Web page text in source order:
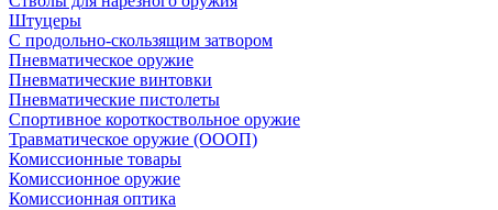
Штуцеры
С продольно-скользящим затвором
Пневматическое оружие
Пневматические винтовки
Пневматические пистолеты
Спортивное короткоствольное оружие
Травматическое оружие (ОООП)
Комиссионные товары
Комиссионное оружие
Комиссионная оптика